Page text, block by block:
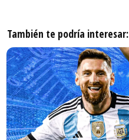
También te podría interesar: